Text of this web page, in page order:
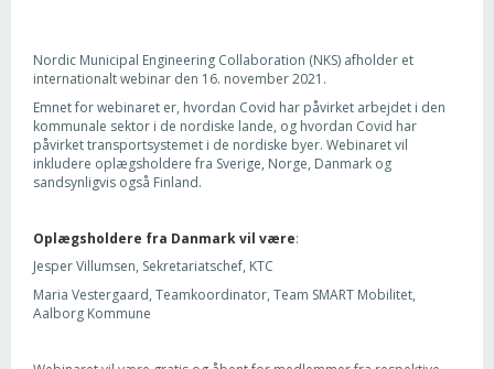
Nordic Municipal Engineering Collaboration (NKS) afholder et
internationalt webinar den 16. november 2021.
Emnet for webinaret er, hvordan Covid har påvirket arbejdet i den
kommunale sektor i de nordiske lande, og hvordan Covid har
påvirket transportsystemet i de nordiske byer. Webinaret vil
inkludere oplægsholdere fra Sverige, Norge, Danmark og
sandsynligvis også Finland.
Oplægsholdere fra Danmark vil være:
Jesper Villumsen, Sekretariatschef, KTC
Maria Vestergaard, Teamkoordinator, Team SMART Mobilitet,
Aalborg Kommune